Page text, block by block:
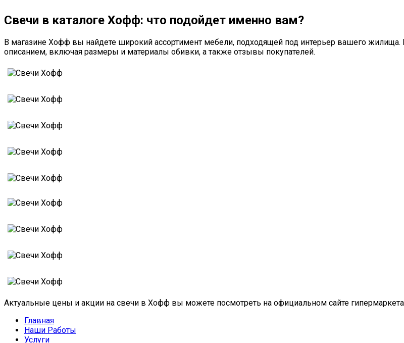
Свечи в каталоге Хофф: что подойдет именно вам?
В магазине Хофф вы найдете широкий ассортимент мебели, подходящей под интерьер вашего
описанием, включая размеры и материалы обивки, а также отзывы покупателей.
Актуальные цены и акции на свечи в Хофф вы можете посмотреть на официальном сайте
Главная
Наши Работы
Услуги